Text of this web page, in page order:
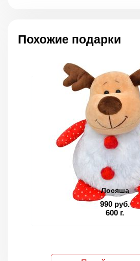
Похожие подарки
Лосяша
990 руб.
600 г.